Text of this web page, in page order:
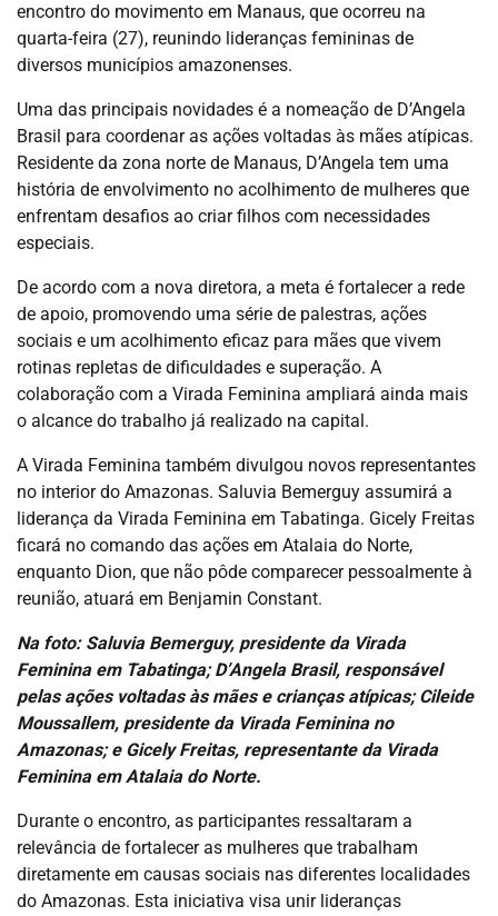
encontro do movimento em Manaus, que ocorreu na
quarta-feira (27), reunindo lideranças femininas de
diversos municípios amazonenses.
Uma das principais novidades é a nomeação de D’Angela
Brasil para coordenar as ações voltadas às mães atípicas.
Residente da zona norte de Manaus, D’Angela tem uma
história de envolvimento no acolhimento de mulheres que
enfrentam desafios ao criar filhos com necessidades
especiais.
De acordo com a nova diretora, a meta é fortalecer a rede
de apoio, promovendo uma série de palestras, ações
sociais e um acolhimento eficaz para mães que vivem
rotinas repletas de dificuldades e superação. A
colaboração com a Virada Feminina ampliará ainda mais
o alcance do trabalho já realizado na capital.
A Virada Feminina também divulgou novos representantes
no interior do Amazonas. Saluvia Bemerguy assumirá a
liderança da Virada Feminina em Tabatinga. Gicely Freitas
ficará no comando das ações em Atalaia do Norte,
enquanto Dion, que não pôde comparecer pessoalmente à
reunião, atuará em Benjamin Constant.
Na foto: Saluvia Bemerguy, presidente da Virada
Feminina em Tabatinga; D’Angela Brasil, responsável
pelas ações voltadas às mães e crianças atípicas; Cileide
Moussallem, presidente da Virada Feminina no
Amazonas; e Gicely Freitas, representante da Virada
Feminina em Atalaia do Norte.
Durante o encontro, as participantes ressaltaram a
relevância de fortalecer as mulheres que trabalham
diretamente em causas sociais nas diferentes localidades
do Amazonas. Esta iniciativa visa unir lideranças